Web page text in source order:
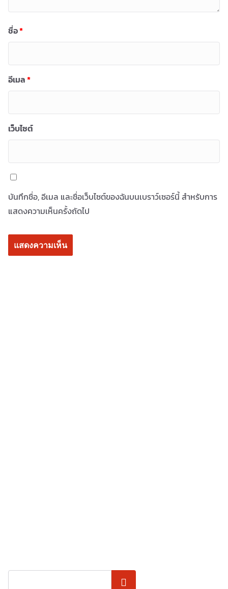
ชื่อ*
อีเมล*
เว็บไซต์
บันทึกชื่อ, อีเมล และชื่อเว็บไซต์ของฉันบนเบราว์เซอร์นี้ สำหรับการ
แสดงความเห็นครั้งถัดไป
ค้นหา